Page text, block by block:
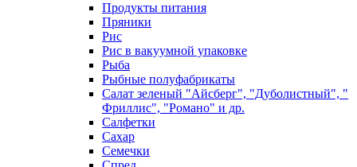
Продукты питания
Пряники
Рис
Рис в вакуумной упаковке
Рыба
Рыбные полуфабрикаты
Салат зеленый "Айсберг", "Дуболистный", "
Фриллис", "Романо" и др.
Салфетки
Сахар
Семечки